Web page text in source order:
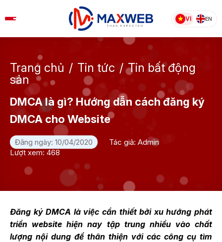
to
VI EN
Trang chủ / Tin tức / Tin bất động
sản
DMCA là gì? Hướng dẫn cách đăng ký
DMCA cho Website
Đăng ngày: 10/04/2020
Tác giả: Admin
Lượt xem: 468
Đăng ký DMCA là việc cần thiết bởi xu hướng phát
triển website hiện nay tập trung nhiều vào chất
lượng nội dung để thân thiện với các công cụ tìm